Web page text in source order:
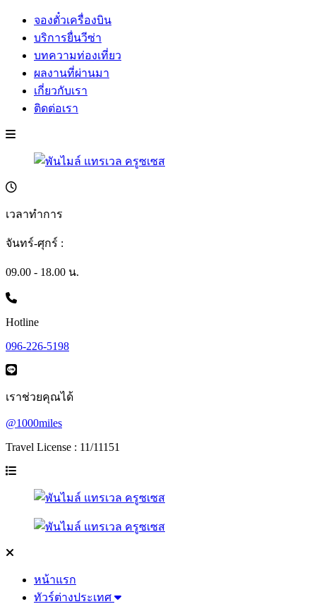
จองตั๋วเครื่องบิน
บริการยื่นวีซ่า
บทความท่องเที่ยว
ผลงานที่ผ่านมา
เกี่ยวกับเรา
ติดต่อเรา
เวลาทำการ
จันทร์-ศุกร์ :
09.00 - 18.00 น.
Hotline
096-226-5198
เราช่วยคุณได้
@1000miles
Travel License : 11/11151
หน้าแรก
ทัวร์ต่างประเทศ